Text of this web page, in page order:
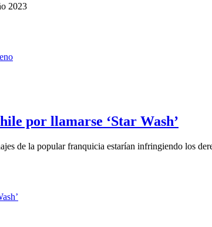
2023
por llamarse ‘Star Wash’
de la popular franquicia estarían infringiendo los